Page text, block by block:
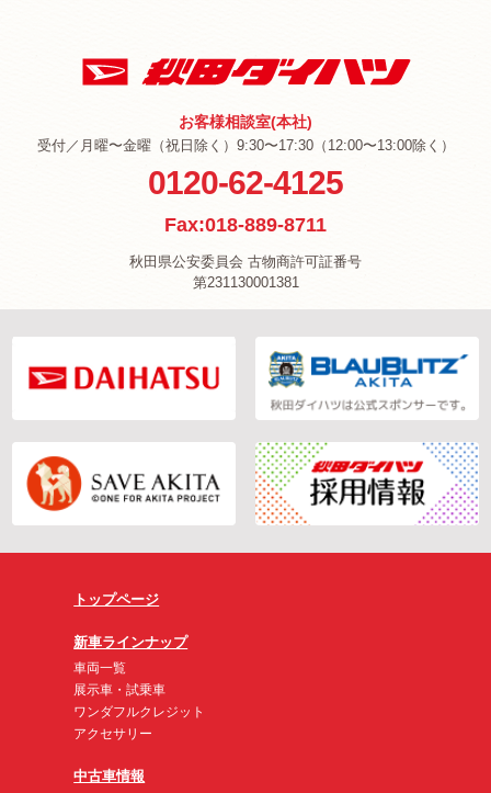
お客様相談室(本社)
受付／月曜〜金曜（祝日除く）9:30〜17:30（12:00〜13:00除く）
0120-62-4125
Fax:018-889-8711
秋田県公安委員会 古物商許可証番号
第231130001381
トップページ
新車ラインナップ
車両一覧
展示車・試乗車
ワンダフルクレジット
アクセサリー
中古車情報